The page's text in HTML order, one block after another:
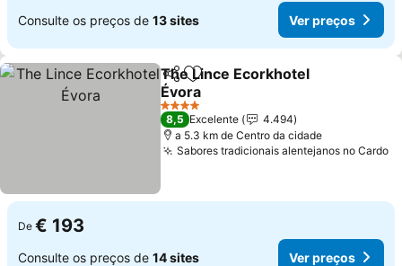
Consulte os preços de 13 sites Ver preços
PartilharAdicionar aos favoritos
The Lince Ecorkhotel
Évora
4 Estrelas
8,5 Excelente
4.494
a 5.3 km de Centro da cidade
Sabores tradicionais alentejanos no Cardo
De € 193
Consulte os preços de 14 sites Ver preços